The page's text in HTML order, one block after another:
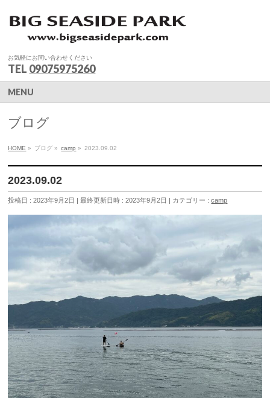
お気軽にお問い合わせください
TEL 09075975260
MENU
ブログ
HOME » ブログ » camp » 2023.09.02
2023.09.02
投稿日 : 2023年9月2日 最終更新日時 : 2023年9月2日 カテゴリー :camp